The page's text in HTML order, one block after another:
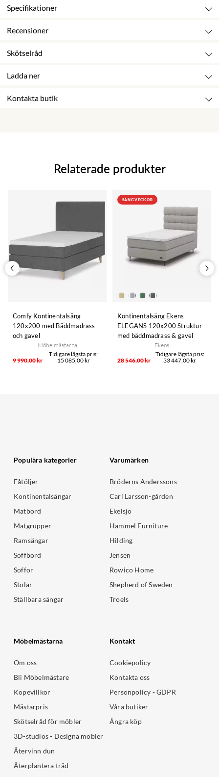
Specifikationer
Recensioner
Skötselråd
Ladda ner
Kontakta butik
Relaterade produkter
Comfy Kontinentalsäng
120x200 med Bäddmadrass
och gavel
Möbelmästarna
9 990,00 kr 15 085,00 kr
SÄNGVECKOR
Kontinentalsäng Ekens
ELEGANS 120x200 Struktur
med bäddmadrass & gavel
Ekens
28 546,00 kr 33 447,00 kr
Populära kategorier
Fåtöljer
Kontinentalsängar
Matbord
Matgrupper
Ramsängar
Soffbord
Soffor
Stolar
Ställbara sängar
Varumärken
Bröderns Anderssons
Carl Larsson-gården
Ekelsjö
Hammel Furniture
Hilding
Jensen
Rowico Home
Shepherd of Sweden
Troels
Möbelmästarna
Om oss
Bli Möbelmästare
Köpevillkor
Mästarpris
Skötselråd för möbler
3D-studios - Designa möbler
Återvinn dun
Återplantera träd
Kontakt
Cookiepolicy
Kontakta oss
Personpolicy - GDPR
Våra butiker
Ångra köp